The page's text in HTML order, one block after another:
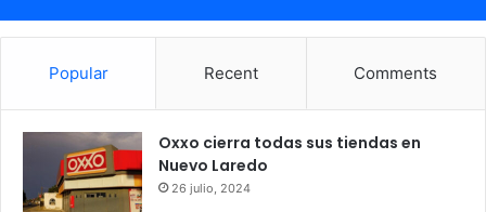
Popular Recent Comments
Oxxo cierra todas sus tiendas en
Nuevo Laredo
26 julio, 2024